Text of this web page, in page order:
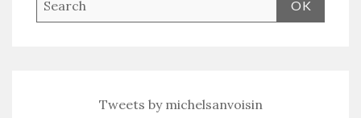
Tweets by michelsanvoisin